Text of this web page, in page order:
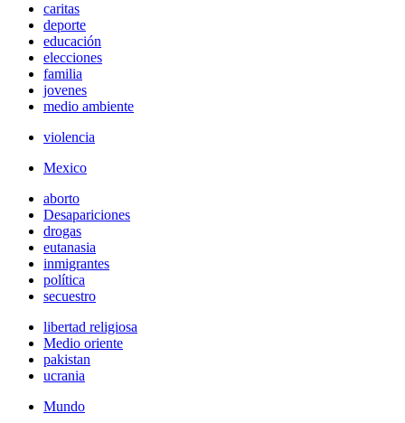
caritas
deporte
educación
elecciones
familia
jovenes
medio ambiente
violencia
Mexico
aborto
Desapariciones
drogas
eutanasia
inmigrantes
política
secuestro
libertad religiosa
Medio oriente
pakistan
ucrania
Mundo